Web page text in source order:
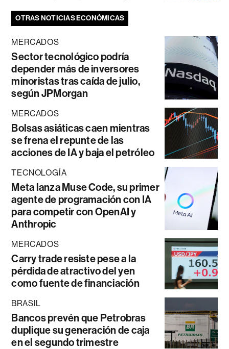
OTRAS NOTICIAS ECONÓMICAS
MERCADOS
Sector tecnológico podría
depender más de inversores
minoristas tras caída de julio,
según JPMorgan
MERCADOS
Bolsas asiáticas caen mientras
se frena el repunte de las
acciones de IA y baja el petróleo
TECNOLOGÍA
Meta lanza Muse Code, su primer
agente de programación con IA
para competir con OpenAI y
Anthropic
MERCADOS
Carry trade resiste pese a la
pérdida de atractivo del yen
como fuente de financiación
BRASIL
Bancos prevén que Petrobras
duplique su generación de caja
en el segundo trimestre